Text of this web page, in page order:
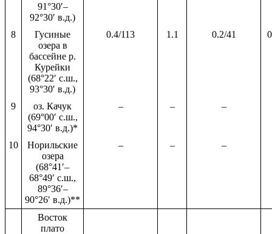
91°30′–
92°30′ в.д.)
8
Гусиные
озера в
бассейне р.
Курейки
(68°22′ с.ш.,
93°30′ в.д.)
0.4/113 1.1 0.2/41
9
оз. Качук
(69°00′ с.ш.,
94°30′ в.д.)*
– – –
10
Норильские
озера
(68°41′–
68°49′ с.ш.,
89°36′–
90°26′ в.д.)**
– – –
Восток
плато